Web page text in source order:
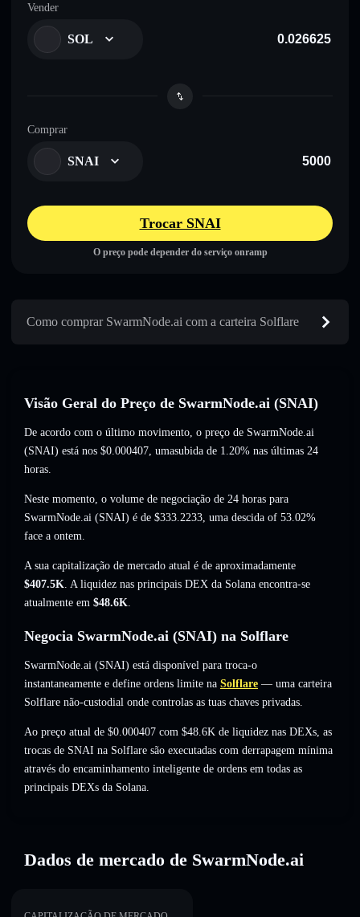
Vender
SOL
Comprar
SNAI
Trocar SNAI
O preço pode depender do serviço onramp
Como comprar SwarmNode.ai com a carteira Solflare
Visão Geral do Preço de SwarmNode.ai (SNAI)
De acordo com o último movimento, o preço de SwarmNode.ai
(SNAI) está nos $0.000407, umasubida de 1.20% nas últimas 24
horas.
Neste momento, o volume de negociação de 24 horas para
SwarmNode.ai (SNAI) é de $333.2233, uma descida of 53.02%
face a ontem.
A sua capitalização de mercado atual é de aproximadamente
$407.5K. A liquidez nas principais DEX da Solana encontra-se
atualmente em $48.6K.
Negocia SwarmNode.ai (SNAI) na Solflare
SwarmNode.ai (SNAI) está disponível para troca-o
instantaneamente e define ordens limite na Solflare — uma carteira
Solflare não-custodial onde controlas as tuas chaves privadas.
Ao preço atual de $0.000407 com $48.6K de liquidez nas DEXs, as
trocas de SNAI na Solflare são executadas com derrapagem mínima
através do encaminhamento inteligente de ordens em todas as
principais DEXs da Solana.
Dados de mercado de SwarmNode.ai